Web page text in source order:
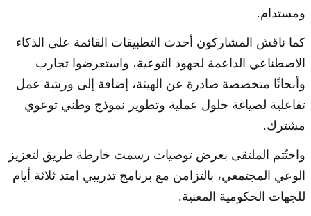
ومستدام.
كما ناقش المشاركون أحدث التطبيقات القائمة على الذكاء
الاصطناعي الداعمة لجهود التوعية، واستعرضوا تجارب
وأبحاثًا متخصصة صادرة عن الهيئة، إضافة إلى ورشة عمل
تفاعلية لصياغة حلول عملية وتطوير نموذج وطني توعوي
مشترك.
واختُتم الملتقى بعرض توصيات رسمت خارطة طريق لتعزيز
الوعي المجتمعي، بالتزامن مع برنامج تدريبي امتد ثلاثة أيام
للجهات الحكومية المعنية.